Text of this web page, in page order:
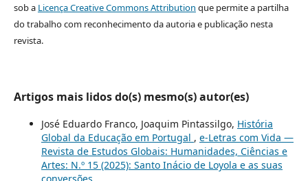
sob a Licença Creative Commons Attribution que permite a partilha
do trabalho com reconhecimento da autoria e publicação nesta
revista.
Artigos mais lidos do(s) mesmo(s) autor(es)
José Eduardo Franco, Joaquim Pintassilgo, História
Global da Educação em Portugal , e-Letras com Vida —
Revista de Estudos Globais: Humanidades, Ciências e
Artes: N.º 15 (2025): Santo Inácio de Loyola e as suas